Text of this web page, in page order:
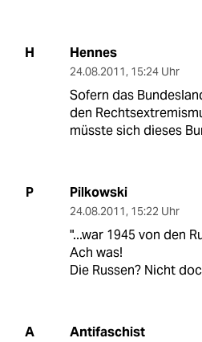
H Hennes
24.08.2011, 15:24 Uhr
Sofern das
den
müsste sich dieses
P Pilkowski
24.08.2011, 15:22 Uhr
"...war 1945 von den
Ach was!
Die Russen? Nicht
A Antifaschist